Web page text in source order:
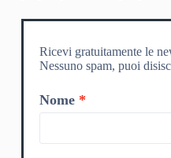
Ricevi gratuitamente le
Nessuno spam, puoi
Nome